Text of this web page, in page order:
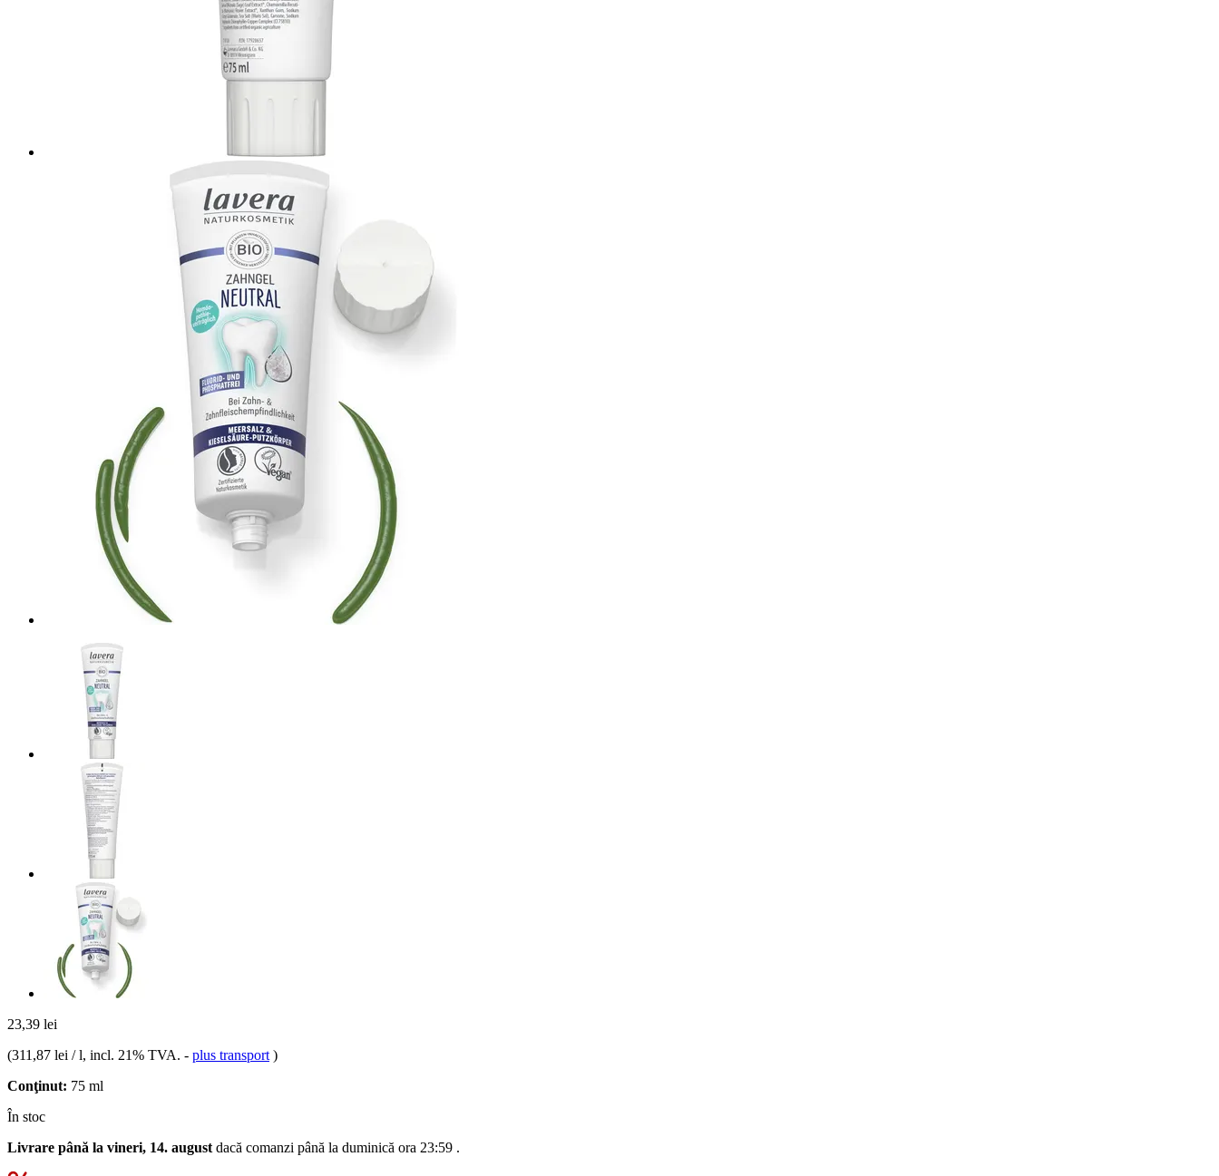
23,39 lei
(311,87 lei / l, incl. 21% TVA. - plus transport )
Conţinut: 75 ml
În stoc
Livrare până la vineri, 14. august dacă comanzi până la duminică ora 23:59 .